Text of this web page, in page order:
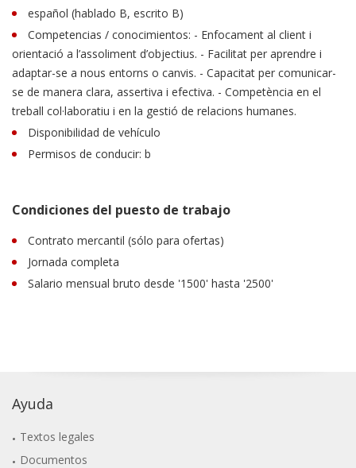
español (hablado B, escrito B)
Competencias / conocimientos: - Enfocament al client i
orientació a l’assoliment d’objectius. - Facilitat per aprendre i
adaptar-se a nous entorns o canvis. - Capacitat per comunicar-
se de manera clara, assertiva i efectiva. - Competència en el
treball col·laboratiu i en la gestió de relacions humanes.
Disponibilidad de vehículo
Permisos de conducir: b
Condiciones del puesto de trabajo
Contrato mercantil (sólo para ofertas)
Jornada completa
Salario mensual bruto desde '1500' hasta '2500'
Ayuda
Textos legales
Documentos